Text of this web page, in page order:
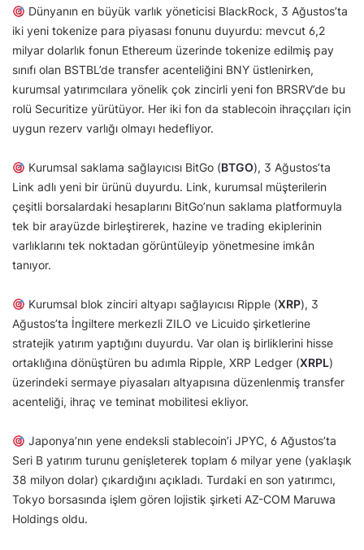
Dünyanın en büyük varlık yöneticisi BlackRock, 3 Ağustos’ta
iki yeni tokenize para piyasası fonunu duyurdu: mevcut 6,2
milyar dolarlık fonun Ethereum üzerinde tokenize edilmiş pay
sınıfı olan BSTBL’de transfer acenteliğini BNY üstlenirken,
kurumsal yatırımcılara yönelik çok zincirli yeni fon BRSRV’de bu
rolü Securitize yürütüyor. Her iki fon da stablecoin ihraççıları için
uygun rezerv varlığı olmayı hedefliyor.
Kurumsal saklama sağlayıcısı BitGo (BTGO), 3 Ağustos’ta
Link adlı yeni bir ürünü duyurdu. Link, kurumsal müşterilerin
çeşitli borsalardaki hesaplarını BitGo’nun saklama platformuyla
tek bir arayüzde birleştirerek, hazine ve trading ekiplerinin
varlıklarını tek noktadan görüntüleyip yönetmesine imkân
tanıyor.
Kurumsal blok zinciri altyapı sağlayıcısı Ripple (XRP), 3
Ağustos’ta İngiltere merkezli ZILO ve Licuido şirketlerine
stratejik yatırım yaptığını duyurdu. Var olan iş birliklerini hisse
ortaklığına dönüştüren bu adımla Ripple, XRP Ledger (XRPL)
üzerindeki sermaye piyasaları altyapısına düzenlenmiş transfer
acenteliği, ihraç ve teminat mobilitesi ekliyor.
Japonya’nın yene endeksli stablecoin’i JPYC, 6 Ağustos’ta
Seri B yatırım turunu genişleterek toplam 6 milyar yene (yaklaşık
38 milyon dolar) çıkardığını açıkladı. Turdaki en son yatırımcı,
Tokyo borsasında işlem gören lojistik şirketi AZ-COM Maruwa
Holdings oldu.